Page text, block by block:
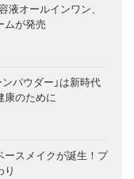
液オールインワン、
ムが発売
パウダー」は新時代
康のために
ースメイクが誕生！プ
り